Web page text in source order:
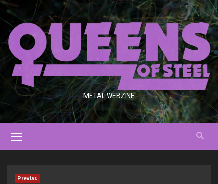
Saltar
al
contenido
METAL WEBZINE
primario
Previas